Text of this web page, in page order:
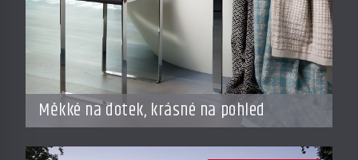
Měkké na dotek, krásné na pohled